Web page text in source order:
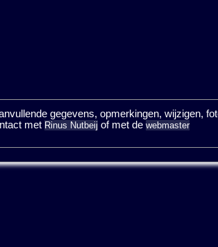
gegevens, opmerkingen, wijzigen,
met Rinus Nutbeij of met de webmaster